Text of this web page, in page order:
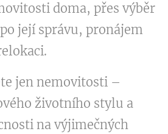
doma, přes výběr
její správu, pronájem
jen nemovitosti –
životního stylu a
na výjimečných